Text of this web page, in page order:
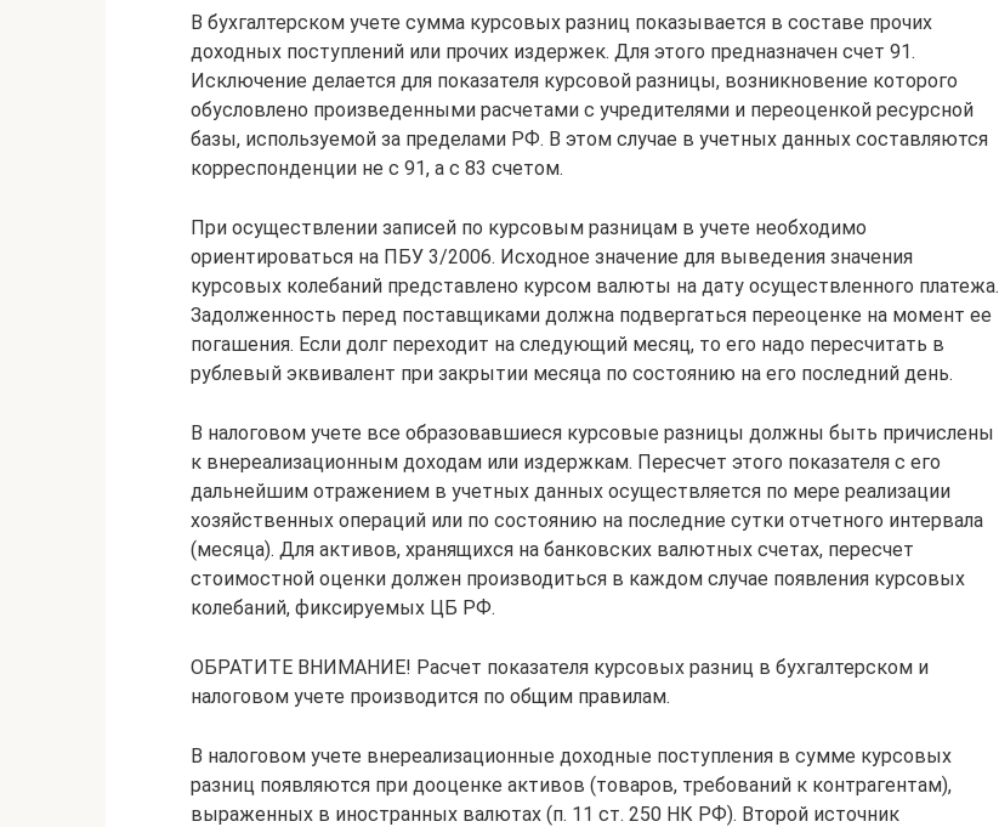
В бухгалтерском учете сумма курсовых разниц показывается в составе прочих
доходных поступлений или прочих издержек. Для этого предназначен счет 91.
Исключение делается для показателя курсовой разницы, возникновение которого
обусловлено произведенными расчетами с учредителями и переоценкой ресурсной
базы, используемой за пределами РФ. В этом случае в учетных данных составляются
корреспонденции не с 91, а с 83 счетом.
При осуществлении записей по курсовым разницам в учете необходимо
ориентироваться на ПБУ 3/2006. Исходное значение для выведения значения
курсовых колебаний представлено курсом валюты на дату осуществленного платежа.
Задолженность перед поставщиками должна подвергаться переоценке на момент ее
погашения. Если долг переходит на следующий месяц, то его надо пересчитать в
рублевый эквивалент при закрытии месяца по состоянию на его последний день.
В налоговом учете все образовавшиеся курсовые разницы должны быть причислены
к внереализационным доходам или издержкам. Пересчет этого показателя с его
дальнейшим отражением в учетных данных осуществляется по мере реализации
хозяйственных операций или по состоянию на последние сутки отчетного интервала
(месяца). Для активов, хранящихся на банковских валютных счетах, пересчет
стоимостной оценки должен производиться в каждом случае появления курсовых
колебаний, фиксируемых ЦБ РФ.
ОБРАТИТЕ ВНИМАНИЕ! Расчет показателя курсовых разниц в бухгалтерском и
налоговом учете производится по общим правилам.
В налоговом учете внереализационные доходные поступления в сумме курсовых
разниц появляются при дооценке активов (товаров, требований к контрагентам),
выраженных в иностранных валютах (п. 11 ст. 250 НК РФ). Второй источник